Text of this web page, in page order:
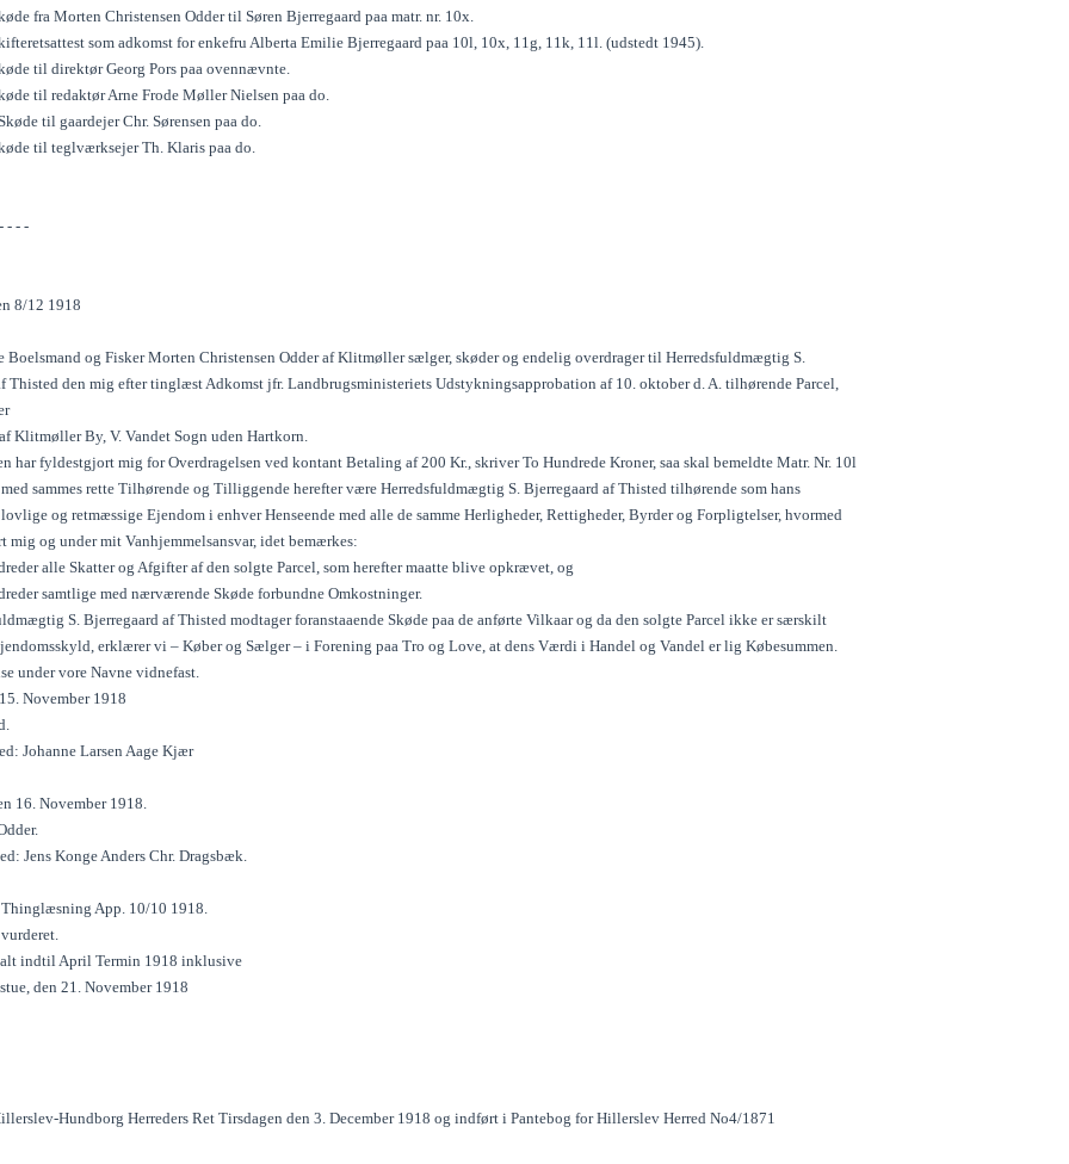
fra Morten Christensen Odder til Søren Bjerregaard paa matr. nr. 10x.
som adkomst for enkefru Alberta Emilie Bjerregaard paa 10l, 10x, 11g, 11k, 11l. (udstedt 1945).
til direktør Georg Pors paa ovennævnte.
til redaktør Arne Frode Møller Nielsen paa do.
til gaardejer Chr. Sørensen paa do.
til teglværksejer Th. Klaris paa do.
- - -
8/12 1918
Boelsmand og Fisker Morten Christensen Odder af Klitmøller sælger, skøder og endelig overdrager til Herredsfuldmægtig S.
Thisted den mig efter tinglæst Adkomst jfr. Landbrugsministeriets Udstykningsapprobation af 10. oktober d. A. tilhørende Parcel,
Klitmøller By, V. Vandet Sogn uden Hartkorn.
har fyldestgjort mig for Overdragelsen ved kontant Betaling af 200 Kr., skriver To Hundrede Kroner, saa skal bemeldte Matr. Nr. 10l
sammes rette Tilhørende og Tilliggende herefter være Herredsfuldmægtig S. Bjerregaard af Thisted tilhørende som hans
og retmæssige Ejendom i enhver Henseende med alle de samme Herligheder, Rettigheder, Byrder og Forpligtelser, hvormed
mig og under mit Vanhjemmelsansvar, idet bemærkes:
alle Skatter og Afgifter af den solgte Parcel, som herefter maatte blive opkrævet, og
samtlige med nærværende Skøde forbundne Omkostninger.
S. Bjerregaard af Thisted modtager foranstaaende Skøde paa de anførte Vilkaar og da den solgte Parcel ikke er særskilt
erklærer vi – Køber og Sælger – i Forening paa Tro og Love, at dens Værdi i Handel og Vandel er lig Købesummen.
under vore Navne vidnefast.
November 1918
Johanne Larsen Aage Kjær
16. November 1918.
Jens Konge Anders Chr. Dragsbæk.
Thinglæsning App. 10/10 1918.
indtil April Termin 1918 inklusive
den 21. November 1918
Hundborg Herreders Ret Tirsdagen den 3. December 1918 og indført i Pantebog for Hillerslev Herred No4/1871